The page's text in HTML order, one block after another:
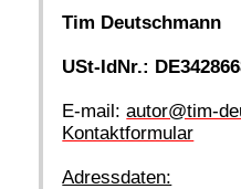
Tim Deutschmann
USt-IdNr.:
E-mail:autor@tim-
Kontaktformular
Adressdaten: